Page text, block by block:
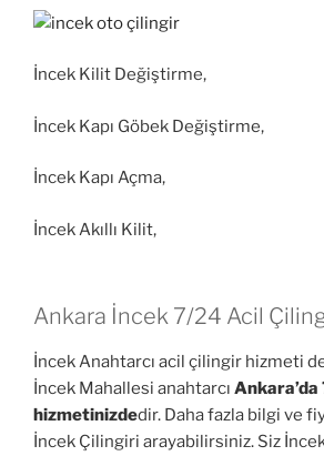
İncek Kilit Değiştirme,
İncek Kapı Göbek Değiştirme,
İncek Kapı Açma,
İncek Akıllı Kilit,
Ankara İncek 7/24 Acil
İncek Anahtarcı acil çilingir hizmeti
İncek Mahallesi anahtarcı
hizmetinizdedir. Daha fazla bilgi ve
İncek Çilingiri arayabilirsiniz. Siz